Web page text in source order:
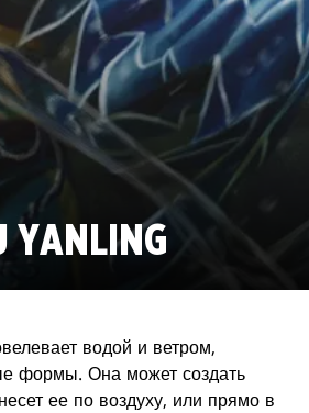
YANLING
водой и ветром,
формы. Она может создать
ее по воздуху, или прямо в